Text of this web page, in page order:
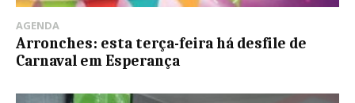
AGENDA
Arronches: esta terça-feira há desfile de
Carnaval em Esperança